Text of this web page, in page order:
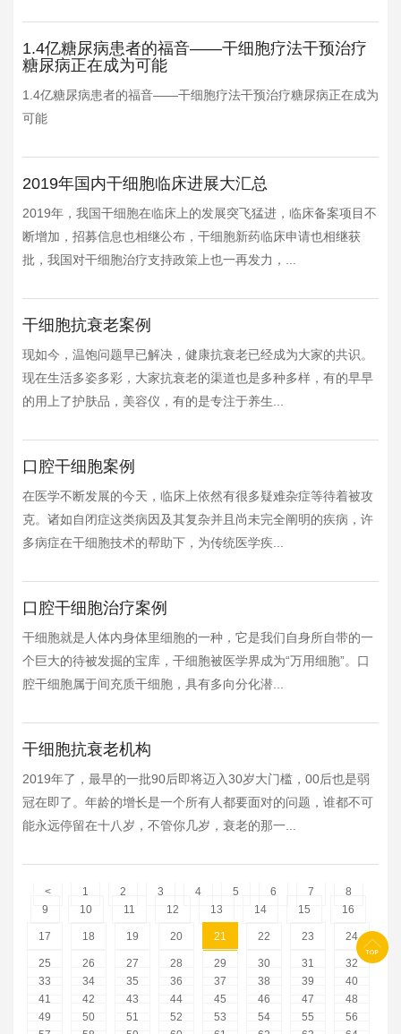
1.4亿糖尿病患者的福音——干细胞疗法干预治疗
糖尿病正在成为可能
1.4亿糖尿病患者的福音——干细胞疗法干预治疗糖尿病正在成为
可能
2019年国内干细胞临床进展大汇总
2019年，我国干细胞在临床上的发展突飞猛进，临床备案项目不
断增加，招募信息也相继公布，干细胞新药临床申请也相继获
批，我国对干细胞治疗支持政策上也一再发力，...
干细胞抗衰老案例
现如今，温饱问题早已解决，健康抗衰老已经成为大家的共识。
现在生活多姿多彩，大家抗衰老的渠道也是多种多样，有的早早
的用上了护肤品，美容仪，有的是专注于养生...
口腔干细胞案例
在医学不断发展的今天，临床上依然有很多疑难杂症等待着被攻
克。诸如自闭症这类病因及其复杂并且尚未完全阐明的疾病，许
多病症在干细胞技术的帮助下，为传统医学疾...
口腔干细胞治疗案例
干细胞就是人体内身体里细胞的一种，它是我们自身所自带的一
个巨大的待被发掘的宝库，干细胞被医学界成为“万用细胞”。口
腔干细胞属于间充质干细胞，具有多向分化潜...
干细胞抗衰老机构
2019年了，最早的一批90后即将迈入30岁大门槛，00后也是弱
冠在即了。年龄的增长是一个所有人都要面对的问题，谁都不可
能永远停留在十八岁，不管你几岁，衰老的那一...
< 1 2 3 4 5 6 7
8
9
10 11 12 13 14 15 16
17 18 19 20 21 22 23 24
25 26 27 28 29 30 31
32
33
34 35 36 37 38 39
40
41
42 43 44 45 46 47
48
49
50 51 52 53 54 55
56